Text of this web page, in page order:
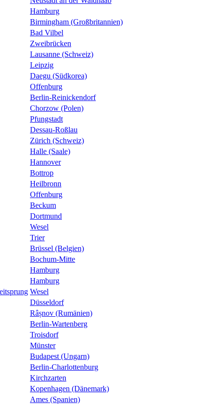
Hamburg
Birmingham (Großbritannien)
Bad Vilbel
Zweibrücken
Lausanne (Schweiz)
Leipzig
Daegu (Südkorea)
Offenburg
Berlin-Reinickendorf
Chorzow (Polen)
Pfungstadt
Dessau-Roßlau
Zürich (Schweiz)
Halle (Saale)
Hannover
Bottrop
Heilbronn
Offenburg
Beckum
Dortmund
Wesel
Trier
Brüssel (Belgien)
Bochum-Mitte
Hamburg
Hamburg
Wesel
Düsseldorf
Râșnov (Rumänien)
Berlin-Wartenberg
Troisdorf
Münster
Budapest (Ungarn)
Berlin-Charlottenburg
Kirchzarten
Kopenhagen (Dänemark)
Ames (Spanien)